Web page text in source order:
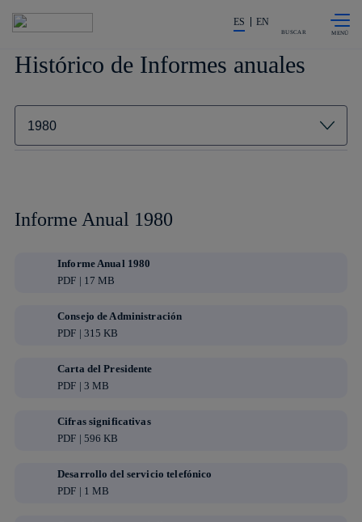
La acción en accionistas e
ES EN
BUSCAR
Histórico de Informes anuales
Informe Anual 1980
Informe Anual 1980
PDF | 17 MB
Consejo de Administración
PDF | 315 KB
Carta del Presidente
PDF | 3 MB
Cifras significativas
PDF | 596 KB
Desarrollo del servicio telefónico
PDF | 1 MB